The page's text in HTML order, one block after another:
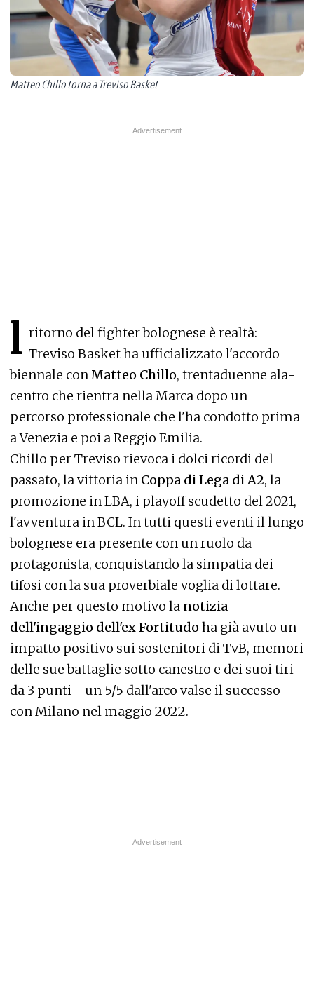
Matteo Chillo torna a Treviso Basket
l ritorno del fighter bolognese è realtà:
Treviso Basket ha ufficializzato l'accordo
biennale con Matteo Chillo, trentaduenne ala-
centro che rientra nella Marca dopo un
percorso professionale che l'ha condotto prima
a Venezia e poi a Reggio Emilia.
Chillo per Treviso rievoca i dolci ricordi del
passato, la vittoria in Coppa di Lega di A2, la
promozione in LBA, i playoff scudetto del 2021,
l'avventura in BCL. In tutti questi eventi il lungo
bolognese era presente con un ruolo da
protagonista, conquistando la simpatia dei
tifosi con la sua proverbiale voglia di lottare.
Anche per questo motivo la notizia
dell'ingaggio dell'ex Fortitudo ha già avuto un
impatto positivo sui sostenitori di TvB, memori
delle sue battaglie sotto canestro e dei suoi tiri
da 3 punti - un 5/5 dall'arco valse il successo
con Milano nel maggio 2022.